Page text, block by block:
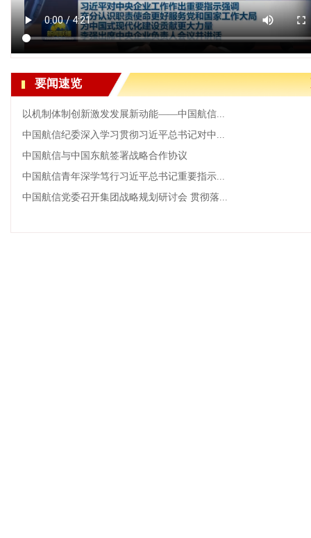
要闻速览
以机制体制创新激发发展新动能——中国航信...
中国航信纪委深入学习贯彻习近平总书记对中...
中国航信与中国东航签署战略合作协议
中国航信青年深学笃行习近平总书记重要指示...
中国航信党委召开集团战略规划研讨会 贯彻落...